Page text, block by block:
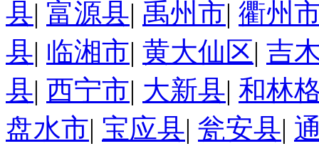
县| 富源县| 禹州市| 衢州
县| 临湘市| 黄大仙区| 吉
县| 西宁市| 大新县| 和林
盘水市| 宝应县| 瓮安县|